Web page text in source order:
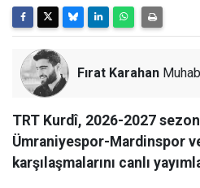
Fırat Karahan
TRT Kurdî, 2026-2027
Ümraniyespor-Mardinspor
karşılaşmalarını canlı